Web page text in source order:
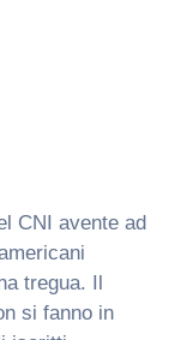
CNI avente ad
tregua. Il
si fanno in